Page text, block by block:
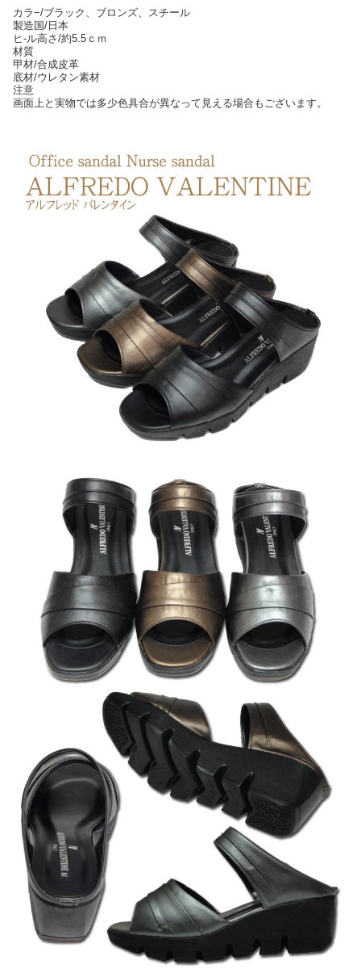
カラ−/ブラック、ブロンズ、スチール
製造国/日本
ヒ-ル高さ/約5.5ｃｍ
材質
甲材/合成皮革
底材/ウレタン素材
注意
画面上と実物では多少色具合が異なって見える場合もございます。